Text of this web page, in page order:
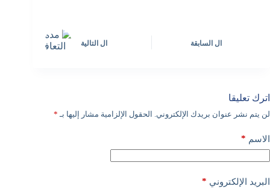
ال السابقة ال التالية
اترك تعليقا
لن يتم نشر عنوان بريدك الإلكتروني. الحقول الإلزامية مشار إليها بـ *
الاسم *
البريد الإلكتروني *